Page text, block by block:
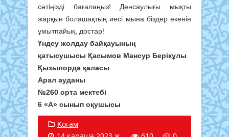
сәтіңізді бағалаңыз! Денсаулығы мықты
жарқын болашақтың иесі мына біздер екенін
ұмытпайық, достар!
Үндеу жолдау байқауының
қатысушысы Қасымов Мансур Берікұлы
Қызылорда қаласы
Арал ауданы
№260 орта мектебі
6 «А» сынып оқушысы
Қоғам